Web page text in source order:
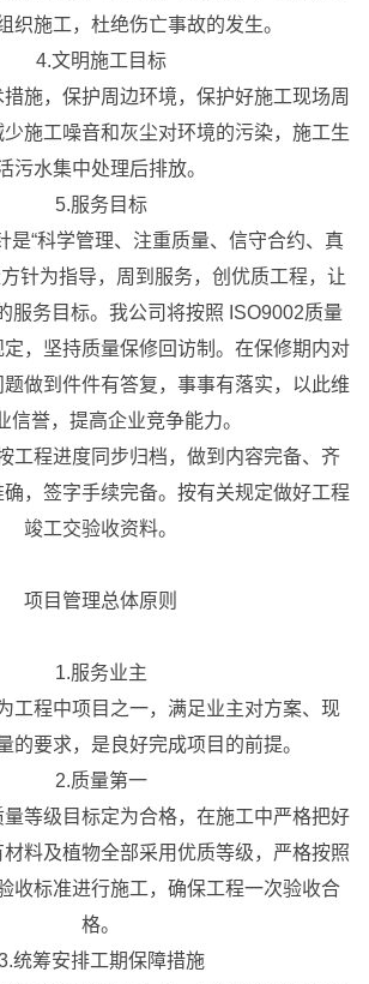
织施工，杜绝伤亡事故的发生。
4.文明施工目标
施，保护周边环境，保护好施工现场周
施工噪音和灰尘对环境的污染，施工生
污水集中处理后排放。
5.服务目标
是“科学管理、注重质量、信守合约、真
针为指导，周到服务，创优质工程，让
服务目标。我公司将按照 ISO9002质量
，坚持质量保修回访制。在保修期内对
做到件件有答复，事事有落实，以此维
信誉，提高企业竞争能力。
工程进度同步归档，做到内容完备、齐
，签字手续完备。按有关规定做好工程
竣工交验收资料。
项目管理总体原则
1.服务业主
工程中项目之一，满足业主对方案、现
的要求，是良好完成项目的前提。
2.质量第一
等级目标定为合格，在施工中严格把好
料及植物全部采用优质等级，严格按照
收标准进行施工，确保工程一次验收合
格。
统筹安排工期保障措施